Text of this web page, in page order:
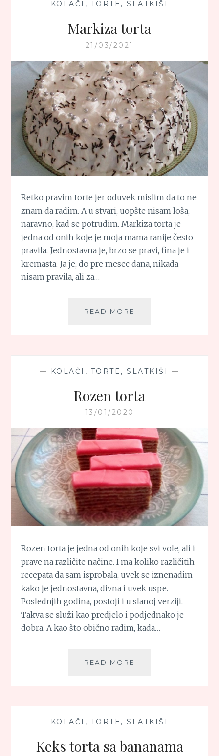
— KOLAČI, TORTE, SLATKIŠI —
Markiza torta
21/03/2021
Retko pravim torte jer oduvek mislim da to ne
znam da radim. A u stvari, uopšte nisam loša,
naravno, kad se potrudim. Markiza torta je
jedna od onih koje je moja mama ranije često
pravila. Jednostavna je, brzo se pravi, fina je i
kremasta. Ja je, do pre mesec dana, nikada
nisam pravila, ali za…
READ MORE
— KOLAČI, TORTE, SLATKIŠI —
Rozen torta
13/01/2020
Rozen torta je jedna od onih koje svi vole, ali i
prave na različite načine. I ma koliko različitih
recepata da sam isprobala, uvek se iznenadim
kako je jednostavna, divna i uvek uspe.
Poslednjih godina, postoji i u slanoj verziji.
Takva se služi kao predjelo i podjednako je
dobra. A kao što obično radim, kada…
READ MORE
— KOLAČI, TORTE, SLATKIŠI —
Keks torta sa bananama